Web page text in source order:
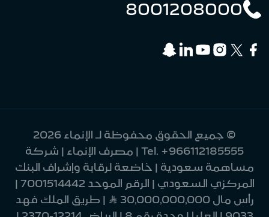
8001208000
© جميع الحقوق محفوظة لـ الإنماء 2026
Tel. +966112185555
| مصرف الإنماء | شركة
مساهمة سعودية | خاضعة لرقابة وإشراف البنك
المركزي السعودي | الرقم الموحد 7001514442 |
رأس مال 30,000,000,000 Ʀ | طريق الملك فهد